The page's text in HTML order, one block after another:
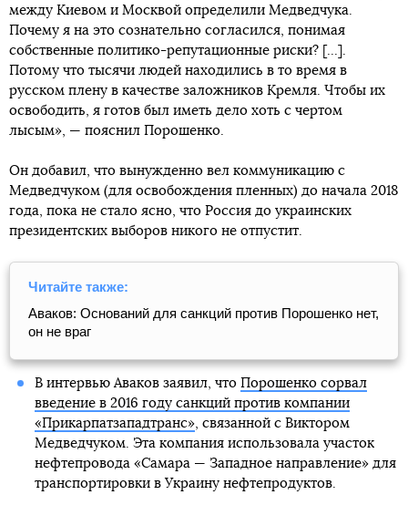
между Киевом и Москвой определили Медведчука.
Почему я на это сознательно согласился, понимая
собственные политико-репутационные риски? [...].
Потому что тысячи людей находились в то время в
русском плену в качестве заложников Кремля. Чтобы их
освободить, я готов был иметь дело хоть с чертом
лысым», — пояснил Порошенко.
Он добавил, что вынужденно вел коммуникацию с
Медведчуком (для освобождения пленных) до начала 2018
года, пока не стало ясно, что Россия до украинских
президентских выборов никого не отпустит.
Читайте также:
Аваков: Оснований для санкций против Порошенко нет,
он не враг
В интервью Аваков заявил, что Порошенко сорвал
введение в 2016 году санкций против компании
«Прикарпатзападтранс», связанной с Виктором
Медведчуком. Эта компания использовала участок
нефтепровода «Самара — Западное направление» для
транспортировки в Украину нефтепродуктов.